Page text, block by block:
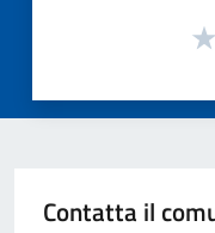
Contatta il